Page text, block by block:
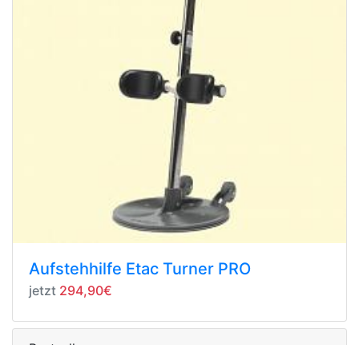
Aufstehhilfe Etac Turner PRO
jetzt 294,90€